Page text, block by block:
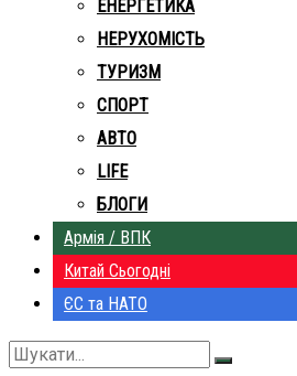
ЕНЕРГЕТИКА
НЕРУХОМІСТЬ
ТУРИЗМ
СПОРТ
АВТО
LIFE
БЛОГИ
Армія / ВПК
Китай Сьогодні
ЄС та НАТО